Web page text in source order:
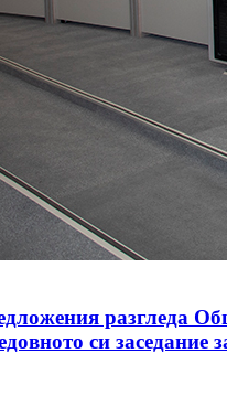
разгледа
си заседание